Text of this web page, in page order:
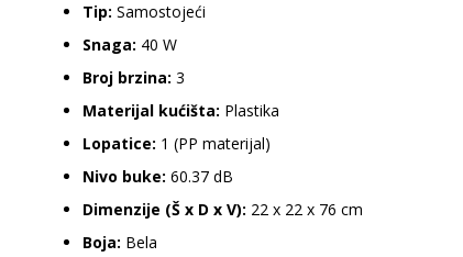
Tip: Samostojeći
Snaga: 40 W
Broj brzina: 3
Materijal kućišta: Plastika
Lopatice: 1 (PP materijal)
Nivo buke: 60.37 dB
Dimenzije (Š x D x V): 22 x 22 x 76 cm
Boja: Bela